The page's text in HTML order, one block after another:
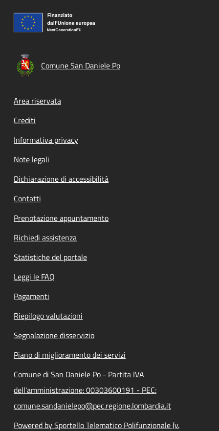
Comune San Daniele Po
Footer menu
Area riservata
Crediti
Informativa privacy
Note legali
Dichiarazione di accessibilità
Contatti
Prenotazione appuntamento
Richiedi assistenza
Statistiche del portale
Leggi le FAQ
Pagamenti
Riepilogo valutazioni
Segnalazione disservizio
Piano di miglioramento dei servizi
Comune di San Daniele Po - Partita IVA
dell'amministrazione: 00303600191 - PEC:
comune.sandanielepo@pec.regione.lombardia.it
Powered by Sportello Telematico Polifunzionale (v.